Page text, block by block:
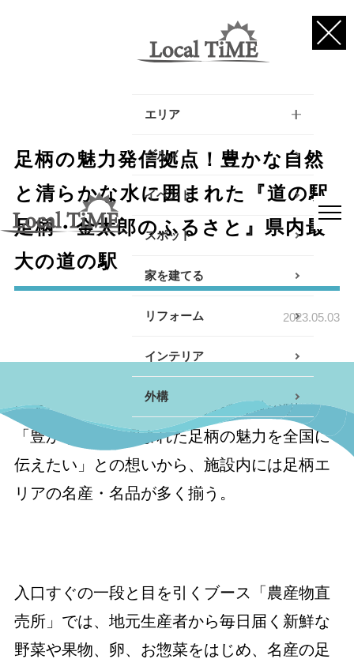
エリア
逗子・葉山・三浦エリア
鎌倉・大船エリア
藤沢・辻堂・江ノ島エリ
ア
茅ヶ崎・寒川エリア
平塚エリア
大磯・二宮エリア
小田原エリア
南足柄・開成・山北エリ
ア
グルメ
イベント
スポット
家を建てる
リフォーム
インテリア
外構
足柄の魅力発信拠点！豊かな自然
と清らかな水に囲まれた『道の駅
足柄・金太郎のふるさと』県内最
大の道の駅
2023.05.03
『道の駅 足柄・金太郎のふるさと』は2020年
にオープンした、県内最大規模の道の駅。
「豊かな自然に囲まれた足柄の魅力を全国に
伝えたい」との想いから、施設内には足柄エ
リアの名産・名品が多く揃う。
入口すぐの一段と目を引くブース「農産物直
売所」では、地元生産者から毎日届く新鮮な
野菜や果物、卵、お惣菜をはじめ、名産の足